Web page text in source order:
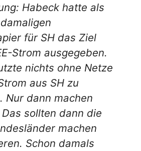
Habeck hatte als
für SH das Ziel
Strom ausgegeben.
nichts ohne Netze
aus SH zu
Nur dann machen
sollten dann die
machen
Schon damals